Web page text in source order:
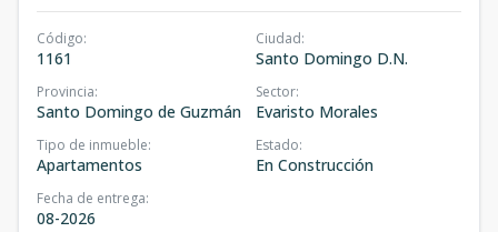
Código:
1161
Ciudad:
Santo Domingo D.N.
Provincia:
Santo Domingo de Guzmán
Sector:
Evaristo Morales
Tipo de inmueble:
Apartamentos
Estado:
En Construcción
Fecha de entrega:
08-2026